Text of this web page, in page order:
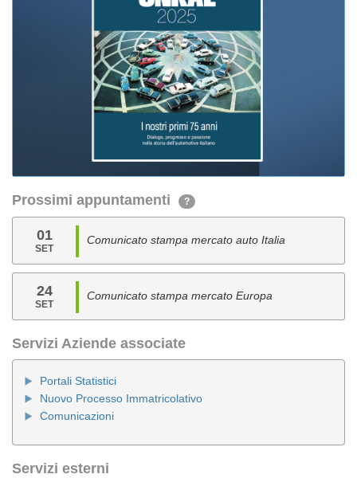
Prossimi appuntamenti ?
01
SET
Comunicato stampa mercato auto Italia
24
SET
Comunicato stampa mercato Europa
Servizi Aziende associate
Portali Statistici
Nuovo Processo Immatricolativo
Comunicazioni
Servizi esterni